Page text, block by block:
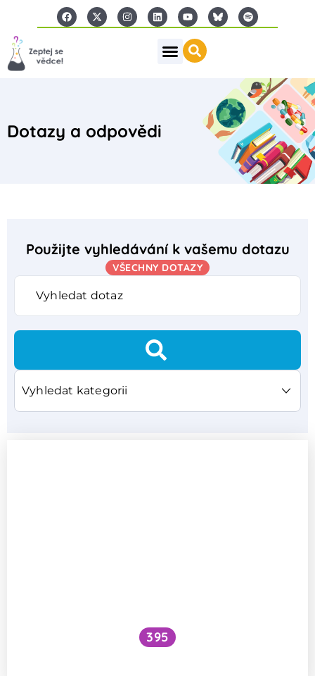
Dotazy a odpovědi
Použijte vyhledávání k vašemu dotazu
VŠECHNY DOTAZY
395